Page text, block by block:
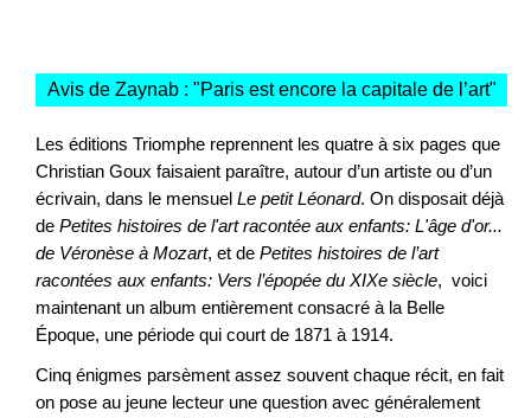
Avis de Zaynab : "Paris est encore la capitale de l’art"
Les éditions Triomphe reprennent les quatre à six pages que
Christian Goux faisaient paraître, autour d’un artiste ou d’un
écrivain, dans le mensuel Le petit Léonard. On disposait déjà
de Petites histoires de l'art racontée aux enfants: L'âge d'or...
de Véronèse à Mozart, et de Petites histoires de l’art
racontées aux enfants: Vers l’épopée du XIXe siècle, voici
maintenant un album entièrement consacré à la Belle
Époque, une période qui court de 1871 à 1914.
Cinq énigmes parsèment assez souvent chaque récit, en fait
on pose au jeune lecteur une question avec généralement